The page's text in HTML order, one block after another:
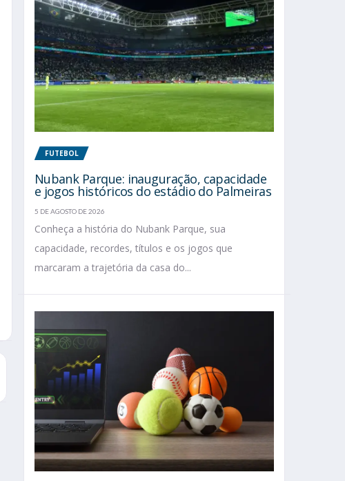
FUTEBOL
Nubank Parque: inauguração, capacidade
e jogos históricos do estádio do Palmeiras
5 DE AGOSTO DE 2026
Conheça a história do Nubank Parque, sua
capacidade, recordes, títulos e os jogos que
marcaram a trajetória da casa do...